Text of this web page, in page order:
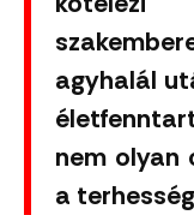
agyhalál
nem olyan
a